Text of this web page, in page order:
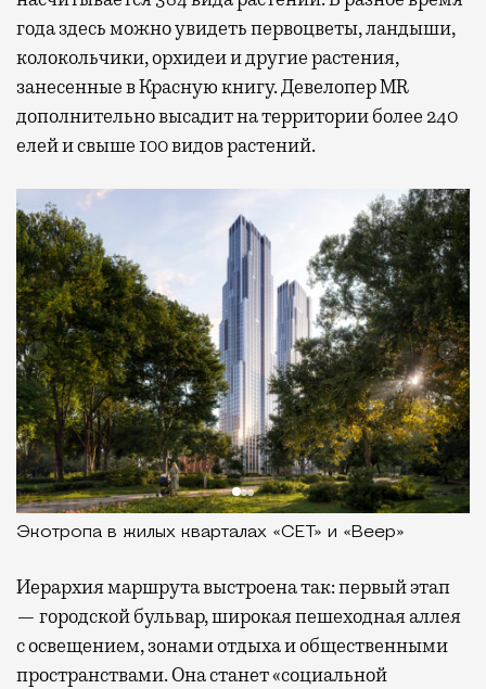
года здесь можно увидеть первоцветы, ландыши,
колокольчики, орхидеи и другие растения,
занесенные в Красную книгу. Девелопер MR
дополнительно высадит на территории более 240
елей и свыше 100 видов растений.
Экотропа в жилых кварталах «СЕТ» и «Веер»
Иерархия маршрута выстроена так: первый этап
— городской бульвар, широкая пешеходная аллея
с освещением, зонами отдыха и общественными
пространствами. Она станет «социальной